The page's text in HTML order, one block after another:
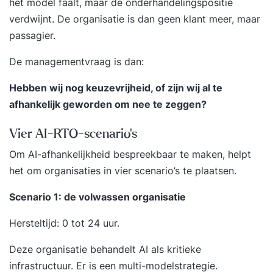
het model faalt, maar de onderhandelingspositie
verdwijnt. De organisatie is dan geen klant meer, maar
passagier.
De managementvraag is dan:
Hebben wij nog keuzevrijheid, of zijn wij al te
afhankelijk geworden om nee te zeggen?
Vier AI-RTO-scenario’s
Om AI-afhankelijkheid bespreekbaar te maken, helpt
het om organisaties in vier scenario’s te plaatsen.
Scenario 1: de volwassen organisatie
Hersteltijd: 0 tot 24 uur.
Deze organisatie behandelt AI als kritieke
infrastructuur. Er is een multi-modelstrategie.